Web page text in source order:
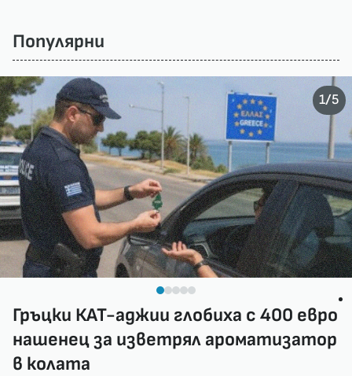
Популярни
Гръцки КАТ-аджии глобиха с 400 евро
нашенец за изветрял ароматизатор
в колата
1/5